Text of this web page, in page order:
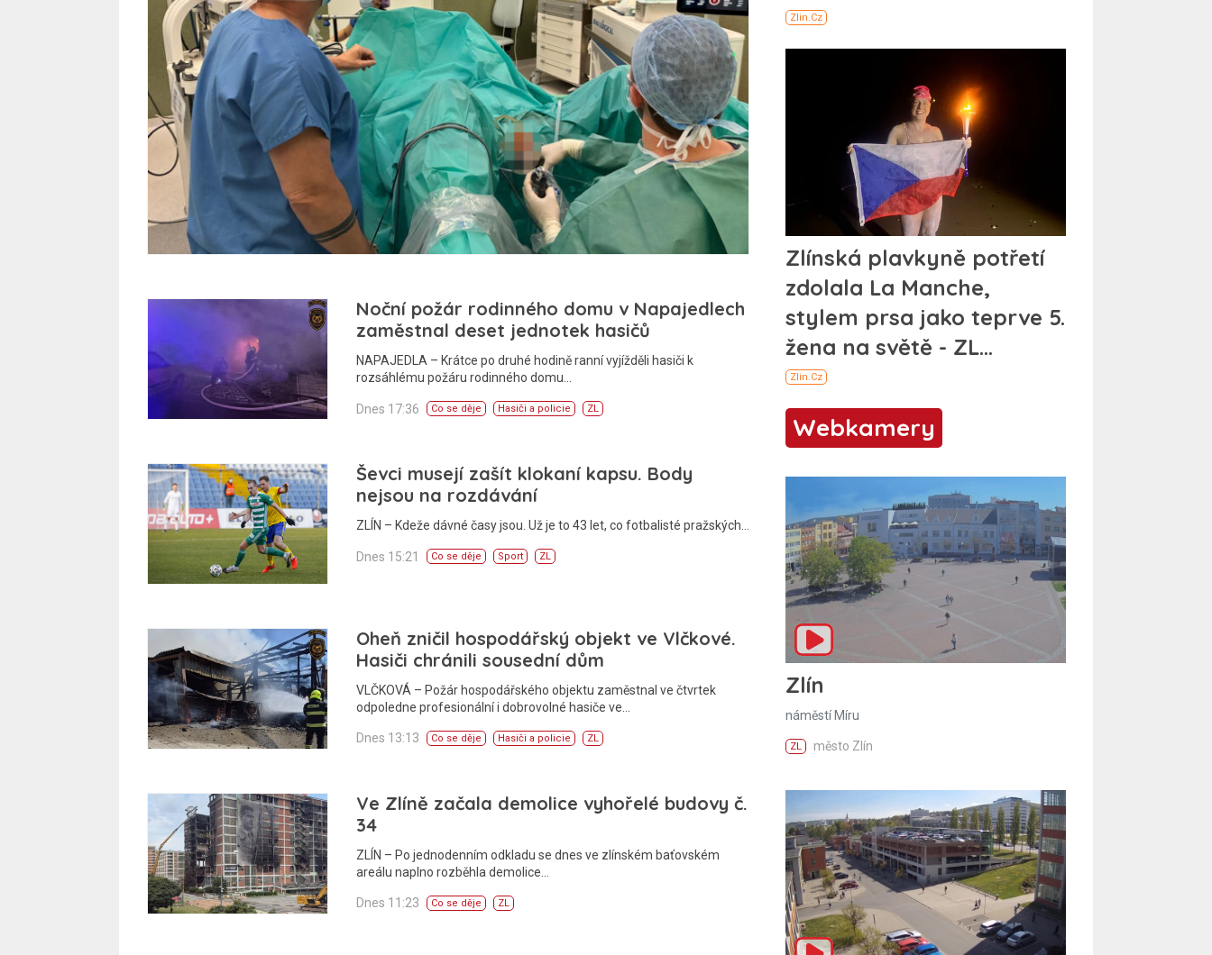
Noční požár rodinného domu v Napajedlech
zaměstnal deset jednotek hasičů
NAPAJEDLA – Krátce po druhé hodině ranní vyjížděli hasiči k
rozsáhlému požáru rodinného domu…
Dnes 17:36 Co se děje Hasiči a policie ZL
Ševci musejí zašít klokaní kapsu. Body
nejsou na rozdávání
ZLÍN – Kdeže dávné časy jsou. Už je to 43 let, co fotbalisté pražských…
Dnes 15:21 Co se děje Sport ZL
Oheň zničil hospodářský objekt ve Vlčkové.
Hasiči chránili sousední dům
VLČKOVÁ – Požár hospodářského objektu zaměstnal ve čtvrtek
odpoledne profesionální i dobrovolné hasiče ve…
Dnes 13:13 Co se děje Hasiči a policie ZL
Ve Zlíně začala demolice vyhořelé budovy č.
34
ZLÍN – Po jednodenním odkladu se dnes ve zlínském baťovském
areálu naplno rozběhla demolice…
Dnes 11:23 Co se děje ZL
Webkamery
Zlín
náměstí Míru
ZL město Zlín